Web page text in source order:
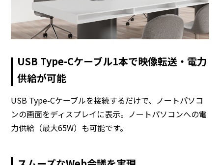
USB Type-Cケーブル1本で映像転送・電力
供給が可能
USB Type-Cケーブルを接続するだけで、ノートパソコ
ンの画面をディスプレイに表示。ノートパソコンへの電
力供給（最大65W）も可能です。